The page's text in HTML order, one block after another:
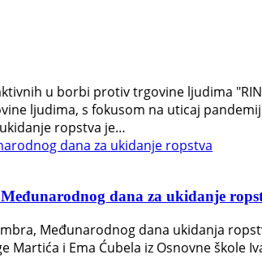
u borbi protiv trgovine ljudima
ljudima, s fokusom na uticaj
ropstva je…
dana za ukidanje
Međunarodnog dana ukidanja
i Ema Ćubela iz Osnovne škole